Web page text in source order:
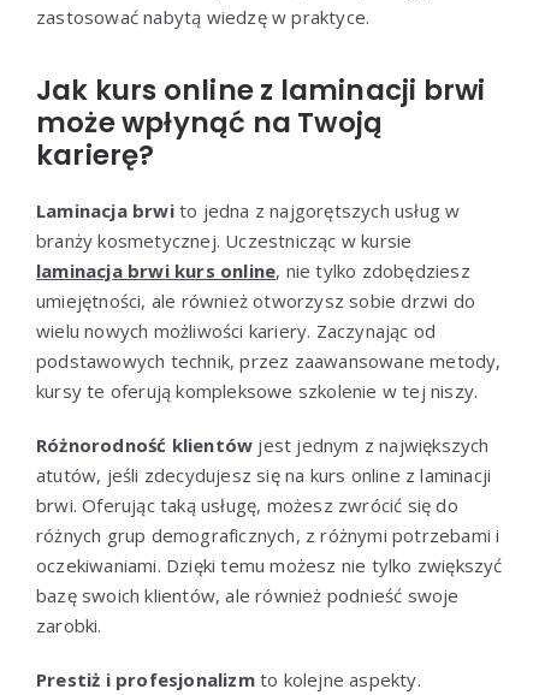
zastosować nabytą wiedzę w praktyce.
Jak kurs online z laminacji brwi
może wpłynąć na Twoją
karierę?
Laminacja brwito jedna z najgorętszych usług w
branży kosmetycznej. Uczestnicząc w kursie
laminacja brwi kurs online, nie tylko zdobędziesz
umiejętności, ale również otworzysz sobie drzwi do
wielu nowych możliwości kariery. Zaczynając od
podstawowych technik, przez zaawansowane metody,
kursy te oferują kompleksowe szkolenie w tej niszy.
Różnorodność klientów jest jednym z największych
atutów, jeśli zdecydujesz się na kurs online z laminacji
brwi. Oferując taką usługę, możesz zwrócić się do
różnych grup demograficznych, z różnymi potrzebami i
oczekiwaniami. Dzięki temu możesz nie tylko zwiększyć
bazę swoich klientów, ale również podnieść swoje
zarobki.
Prestiż i profesjonalizmto kolejne aspekty.